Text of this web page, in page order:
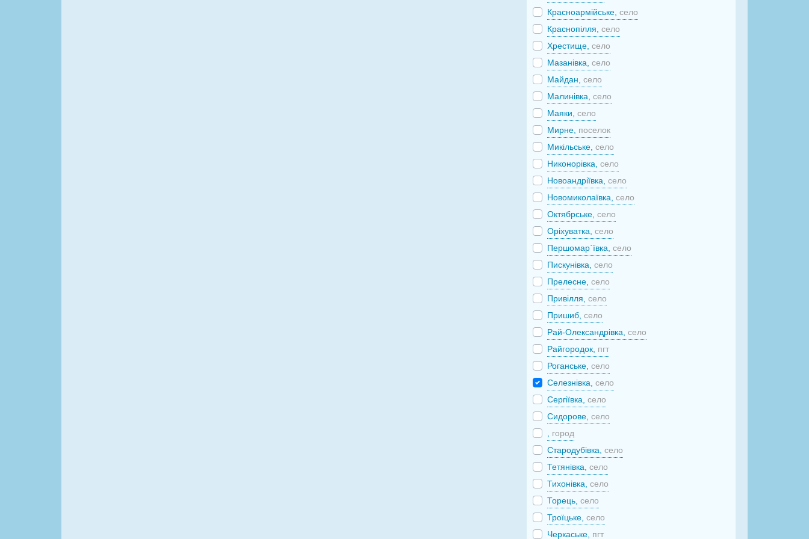
Красноармійське,село
Краснопілля,село
Хрестище,село
Мазанівка,село
Майдан,село
Малинівка,село
Маяки,село
Мирне, поселок
Микільське,село
Никонорівка,село
Новоандріївка,село
Новомиколаївка,село
Октябрське,село
Оріхуватка,село
Першомар`ївка,село
Пискунівка,село
Прелесне,село
Привілля,село
Пришиб,село
Рай-Олександрівка,село
Райгородок, пгт
Роганське,село
Селезнівка,село
Сергіївка,село
Сидорове,село
город
Стародубівка,село
Тетянівка,село
Тихонівка,село
Торець,село
Троїцьке,село
Черкаське, пгт